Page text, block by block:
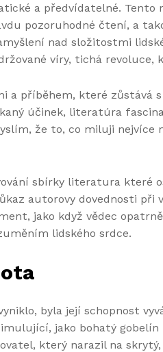
a předvídatelné.
pozoruhodné čtení, a
nad složitostmi
víry, tichá revoluce,
a příběhem, které
účinek, literatúra
že to, co miluji
sbírky literatura které
autorovy dovednosti
jako když vědec
lidského srdce.
byla její schopnost
jako bohatý
který narazil na